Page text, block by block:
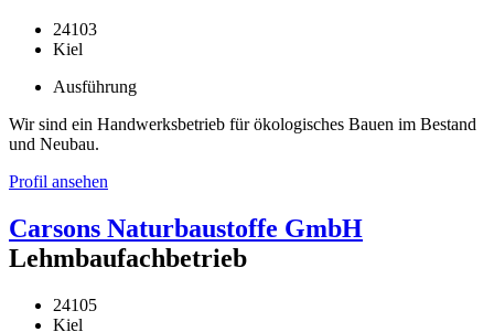
24103
Kiel
Ausführung
Wir sind ein Handwerksbetrieb für ökologisches Bauen im Bestand
und Neubau.
Profil ansehen
Carsons Naturbaustoffe GmbH
Lehmbaufachbetrieb
24105
Kiel